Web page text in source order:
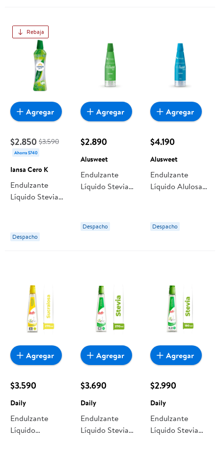
Rebaja
$2.850 $3.590
Ahorra $740
Iansa Cero K
Endulzante
Líquido Stevia
Cero K
Despacho
Agregar
$2.890
Alusweet
Endulzante
Líquido Stevia
Despacho
Agregar
$4.190
Alusweet
Endulzante
Líquido Alulosa
Despacho
Agregar
$3.590
Daily
Endulzante
Líquido
Agregar
$3.690
Daily
Endulzante
Líquido Stevia
Agregar
$2.990
Daily
Endulzante
Líquido Stevia
Agregar